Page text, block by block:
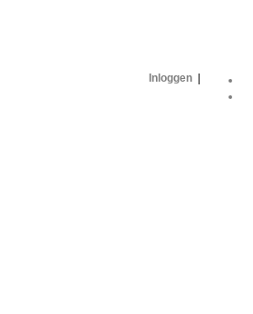
Inloggen